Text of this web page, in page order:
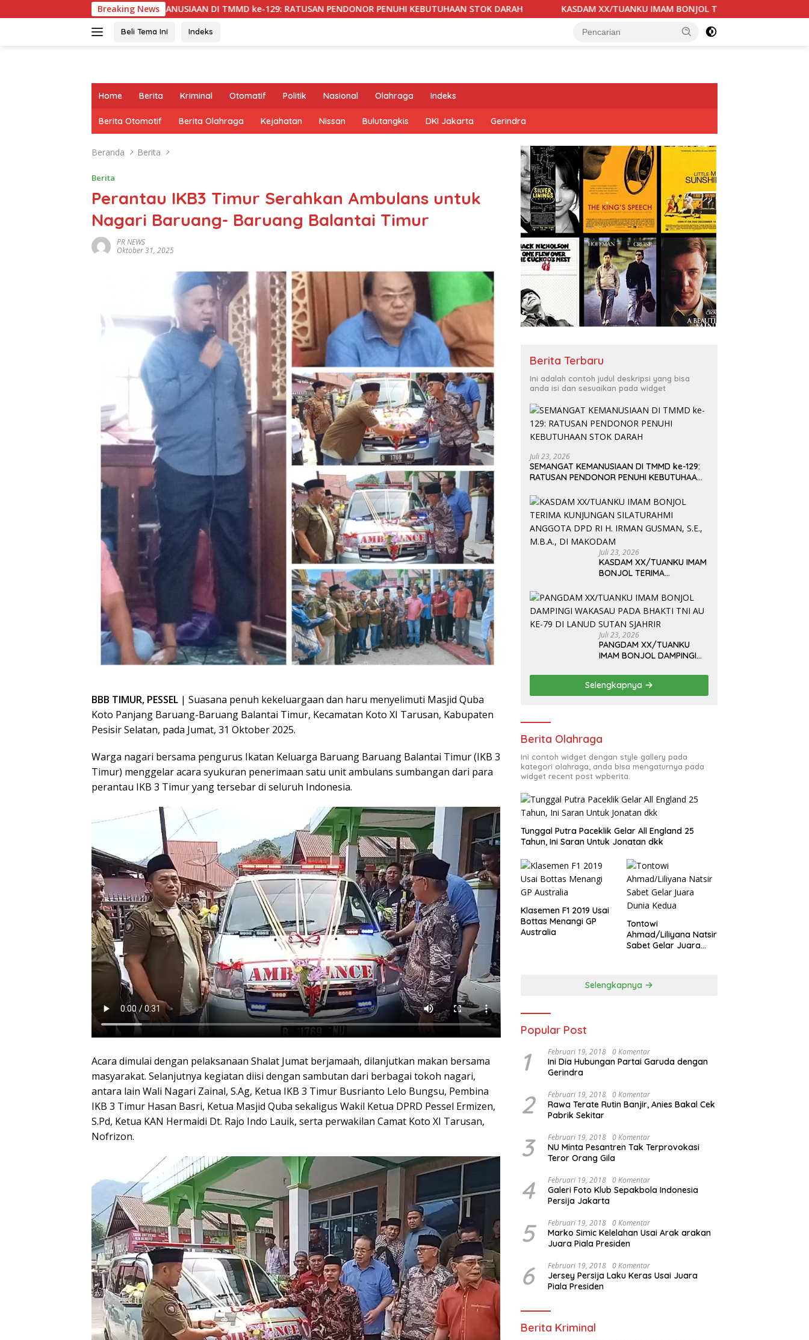
ke
Breaking News
KEMANUSIAAN DI TMMD ke-129: RATUSAN PENDONOR PENUHI KEBUTUHAAN STOK DARAH KASDAM XX/TUANKU IMAM BONJOL TERIMA KUNJUNGAN SILATURAHMI ANGGOTA DPD RI
Beli Tema Ini Indeks
Home Berita Kriminal Otomatif Politik Nasional Olahraga Indeks
Berita Otomotif Berita Olahraga Kejahatan Nissan Bulutangkis DKI Jakarta Gerindra
Beranda Berita
Berita
Perantau IKB3 Timur Serahkan Ambulans untuk
Nagari Baruang- Baruang Balantai Timur
PR NEWS
Oktober 31, 2025
BBB TIMUR, PESSEL | Suasana penuh kekeluargaan dan haru menyelimuti Masjid Quba
Koto Panjang Baruang-Baruang Balantai Timur, Kecamatan Koto XI Tarusan, Kabupaten
Pesisir Selatan, pada Jumat, 31 Oktober 2025.
Warga nagari bersama pengurus Ikatan Keluarga Baruang Baruang Balantai Timur (IKB 3
Timur) menggelar acara syukuran penerimaan satu unit ambulans sumbangan dari para
perantau IKB 3 Timur yang tersebar di seluruh Indonesia.
Acara dimulai dengan pelaksanaan Shalat Jumat berjamaah, dilanjutkan makan bersama
masyarakat. Selanjutnya kegiatan diisi dengan sambutan dari berbagai tokoh nagari,
antara lain Wali Nagari Zainal, S.Ag, Ketua IKB 3 Timur Busrianto Lelo Bungsu, Pembina
IKB 3 Timur Hasan Basri, Ketua Masjid Quba sekaligus Wakil Ketua DPRD Pessel Ermizen,
S.Pd, Ketua KAN Hermaidi Dt. Rajo Indo Lauik, serta perwakilan Camat Koto XI Tarusan,
Nofrizon.
Berita Terbaru
Ini adalah contoh judul deskripsi yang bisa
anda isi dan sesuaikan pada widget
Juli 23, 2026
SEMANGAT KEMANUSIAAN DI TMMD ke-129:
RATUSAN PENDONOR PENUHI KEBUTUHAAN
Juli 23, 2026
KASDAM XX/TUANKU IMAM
BONJOL TERIMA
ANGGOTA DPD RI H. IRMAN
GUSMAN, S.E., M.B.A., DI
MAKODAM
Juli 23, 2026
PANGDAM XX/TUANKU
IMAM BONJOL DAMPINGI
TNI AU KE-79 DI LANUD
SUTAN SJAHRIR
Selengkapnya
Berita Olahraga
Ini contoh widget dengan style gallery pada
kategori olahraga, anda bisa mengaturnya pada
widget recent post wpberita.
Tunggal Putra Paceklik Gelar All England 25
Tahun, Ini Saran Untuk Jonatan dkk
Klasemen F1 2019 Usai
Bottas Menangi GP
Australia
Tontowi
Ahmad/Liliyana Natsir
Sabet Gelar Juara
Selengkapnya
Popular Post
1 Februari 19, 2018 0 Komentar
Ini Dia Hubungan Partai Garuda dengan
Gerindra
2 Februari 19, 2018 0 Komentar
Rawa Terate Rutin Banjir, Anies Bakal Cek
Pabrik Sekitar
3 Februari 19, 2018 0 Komentar
NU Minta Pesantren Tak Terprovokasi
Teror Orang Gila
4 Februari 19, 2018 0 Komentar
Galeri Foto Klub Sepakbola Indonesia
Persija Jakarta
5 Februari 19, 2018 0 Komentar
Marko Simic Kelelahan Usai Arak arakan
Juara Piala Presiden
6 Februari 19, 2018 0 Komentar
Jersey Persija Laku Keras Usai Juara
Piala Presiden
Berita Kriminal